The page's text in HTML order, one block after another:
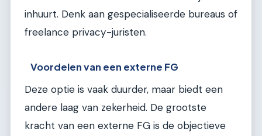
inhuurt. Denk aan gespecialiseerde bureaus of
freelance privacy-juristen.
Voordelen van een externe FG
Deze optie is vaak duurder, maar biedt een
andere laag van zekerheid. De grootste
kracht van een externe FG is de objectieve